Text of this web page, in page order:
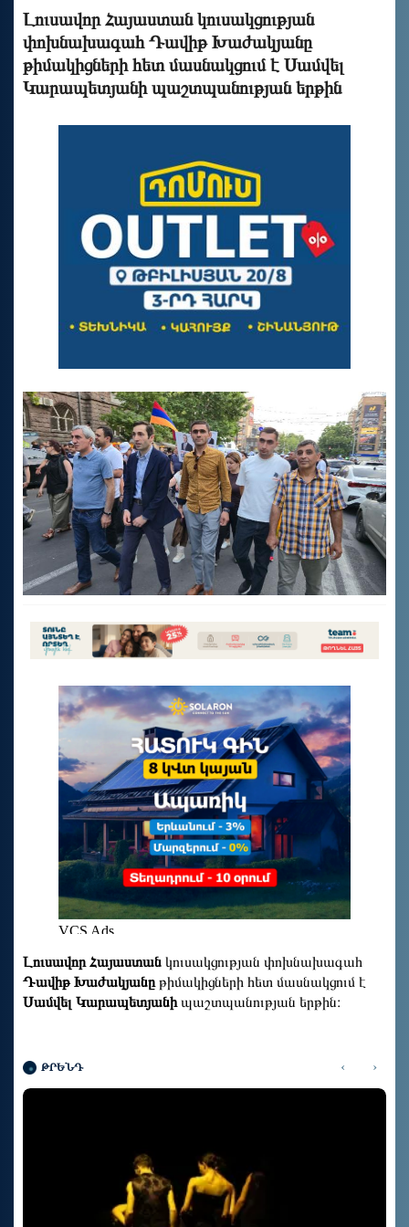
Լուսավոր Հայաստան կուսակցության
փոխնախագահ Դավիթ Խաժակյանը
թիմակիցների հետ մասնակցում է Սամվել
Կարապետյանի պաշտպանության երթին
Լուսավոր Հայաստան կուսակցության փոխնախագահ
Դավիթ Խաժակյանը թիմակիցների հետ մասնակցում է
Սամվել Կարապետյանի պաշտպանության երթին։
ԹՐԵՆԴ ‹ ›